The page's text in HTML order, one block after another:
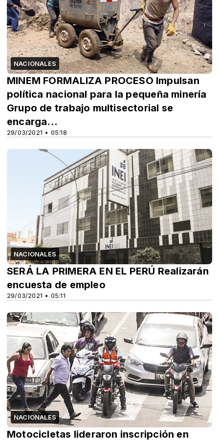
NACIONALES
29/03/2021 • 05:18
MINEM FORMALIZA PROCESO Impulsan
política nacional para la pequeña minería
Grupo de trabajo multisectorial se
encarga...
NACIONALES
29/03/2021 • 05:11
SERÁ LA PRIMERA EN EL PERÚ Realizarán
encuesta de empleo
NACIONALES
Motocicletas lideraron inscripción en